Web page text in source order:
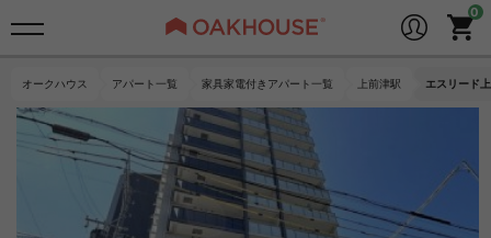
オークハウス アパート一覧 家具家電付きアパート一覧 上前津駅 エスリード